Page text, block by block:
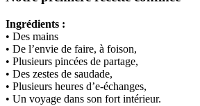
Ingrédients :
• Des mains
• De l’envie de faire, à foison,
• Plusieurs pincées de partage,
• Des zestes de saudade,
• Plusieurs heures d’e-échanges,
• Un voyage dans son fort intérieur.